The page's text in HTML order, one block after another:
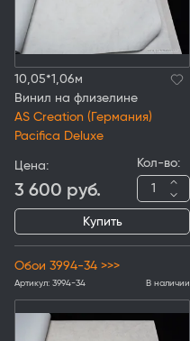
10,05*1,06м
Винил на флизелине
AS Creation (Германия)
Pacifica Deluxe
Цена:
3 600 руб.
Кол-во:
Купить
Обои 3994-34 >>>
Артикул: 3994-34 В наличии